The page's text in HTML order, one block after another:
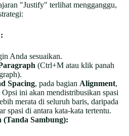
"Justify" terlihat mengganggu,
Anda sesuaikan.
(Ctrl+M atau klik panah
Spacing, pada bagian Alignment,
Opsi ini akan mendistribusikan spasi
merata di seluruh baris, daripada
spasi di antara kata-kata tertentu.
Sambung):